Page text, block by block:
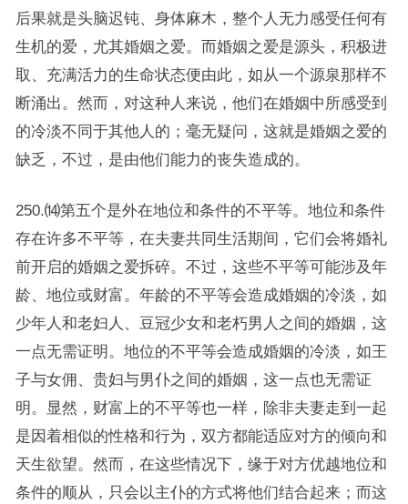
后果就是头脑迟钝、身体麻木，整个人无力感受任何有
生机的爱，尤其婚姻之爱。而婚姻之爱是源头，积极进
取、充满活力的生命状态便由此，如从一个源泉那样不
断涌出。然而，对这种人来说，他们在婚姻中所感受到
的冷淡不同于其他人的；毫无疑问，这就是婚姻之爱的
缺乏，不过，是由他们能力的丧失造成的。
250.⒁第五个是外在地位和条件的不平等。地位和条件
存在许多不平等，在夫妻共同生活期间，它们会将婚礼
前开启的婚姻之爱拆碎。不过，这些不平等可能涉及年
龄、地位或财富。年龄的不平等会造成婚姻的冷淡，如
少年人和老妇人、豆冠少女和老朽男人之间的婚姻，这
一点无需证明。地位的不平等会造成婚姻的冷淡，如王
子与女佣、贵妇与男仆之间的婚姻，这一点也无需证
明。显然，财富上的不平等也一样，除非夫妻走到一起
是因着相似的性格和行为，双方都能适应对方的倾向和
天生欲望。然而，在这些情况下，缘于对方优越地位和
条件的顺从，只会以主仆的方式将他们结合起来；而这